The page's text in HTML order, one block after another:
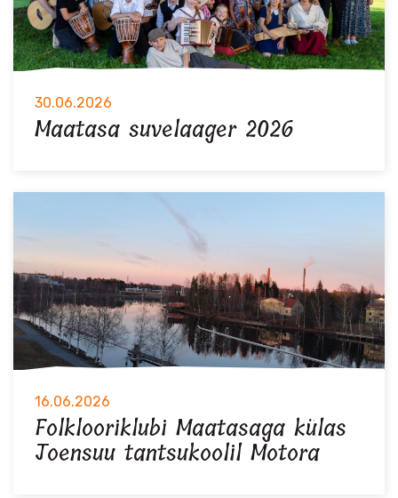
30.06.2026
Maatasa suvelaager 2026
16.06.2026
Folklooriklubi Maatasaga külas
Joensuu tantsukoolil Motora